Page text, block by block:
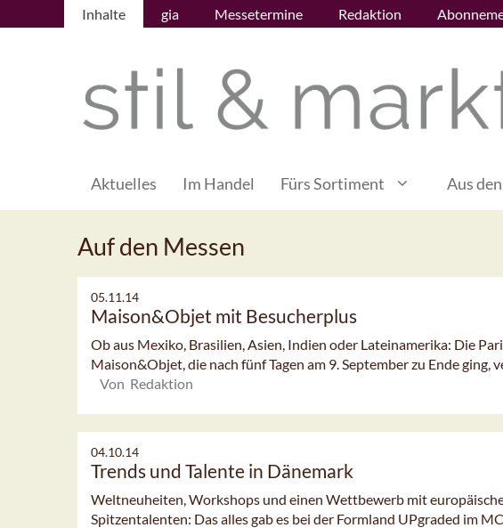
Inhalte gia Messetermine Redaktion
Aktuelles Im Handel Fürs Sortiment Aus
Auf den Messen
05.11.14
Maison&Objet mit Besucherplus
Ob aus Mexiko, Brasilien, Asien, Indien oder Lateinamerika: Die
Maison&Objet, die nach fünf Tagen am 9. September zu Ende ging,
Von Redaktion
04.10.14
Trends und Talente in Dänemark
Weltneuheiten, Workshops und einen Wettbewerb mit
Spitzentalenten: Das alles gab es bei der Formland UPgraded im